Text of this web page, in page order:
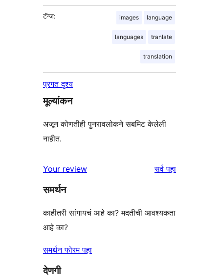
टॅग्ज: images language
languages tranlate
translation
प्रगत दृश्य
मूल्यांकन
अजून कोणतीही पुनरावलोकने सबमिट केलेली
नाहीत.
Your review सर्वपुनरावलोकने
पहा
समर्थन
काहीतरी सांगायचं आहे का? मदतीची आवश्यकता
आहे का?
समर्थन फोरम पहा
देणगी